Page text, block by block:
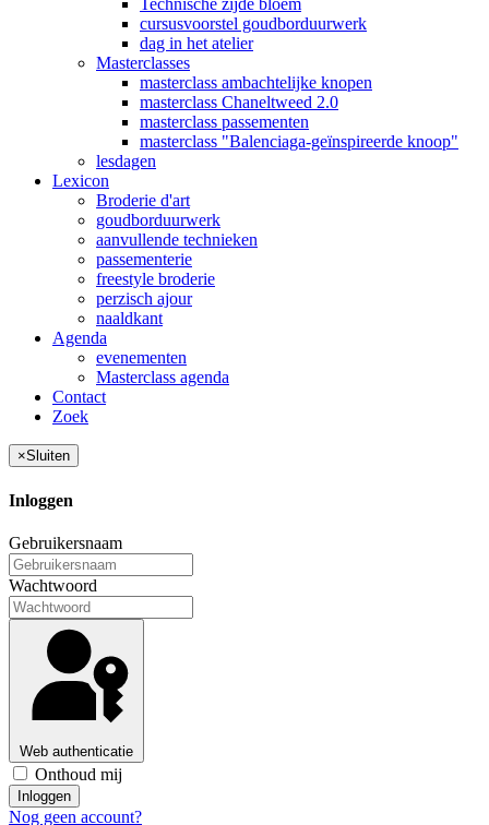
Technische zijde bloem
cursusvoorstel goudborduurwerk
dag in het atelier
Masterclasses
masterclass ambachtelijke knopen
masterclass Chaneltweed 2.0
masterclass passementen
masterclass "Balenciaga-geïnspireerde knoop"
lesdagen
Lexicon
Broderie d'art
goudborduurwerk
aanvullende technieken
passementerie
freestyle broderie
perzisch ajour
naaldkant
Agenda
evenementen
Masterclass agenda
Contact
Zoek
×Sluiten
Inloggen
Gebruikersnaam
Wachtwoord
Web authenticatie
Onthoud mij
Inloggen
Nog geen account?